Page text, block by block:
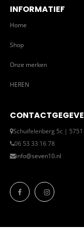
INFORMATIEF
Home
Shop
Onze merken
HEREN
Schuifelenberg 5c |
06 53 33 16 78
info@seven10.nl